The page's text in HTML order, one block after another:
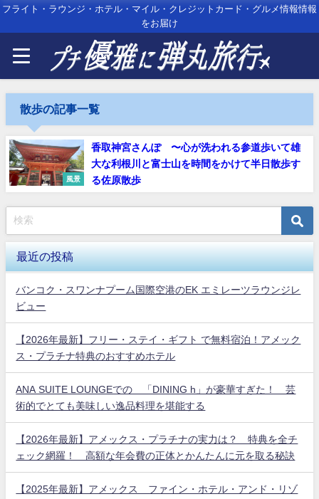
フライト・ラウンジ・ホテル・マイル・クレジットカード・グルメ情報情報
をお届け
散歩の記事一覧
風景
香取神宮さんぽ 〜心が洗われる参道歩いて雄
大な利根川と富士山を時間をかけて半日散歩す
る佐原散歩
最近の投稿
バンコク・スワンナプーム国際空港のEK エミレーツラウンジレ
ビュー
【2026年最新】フリー・ステイ・ギフト で無料宿泊！アメック
ス・プラチナ特典のおすすめホテル
ANA SUITE LOUNGEでの 「DINING h」が豪華すぎた！ 芸
術的でとても美味しい逸品料理を堪能する
【2026年最新】アメックス・プラチナの実力は？ 特典を全チ
ェック網羅！ 高額な年会費の正体とかんたんに元を取る秘訣
【2025年最新】アメックス ファイン・ホテル・アンド・リゾ